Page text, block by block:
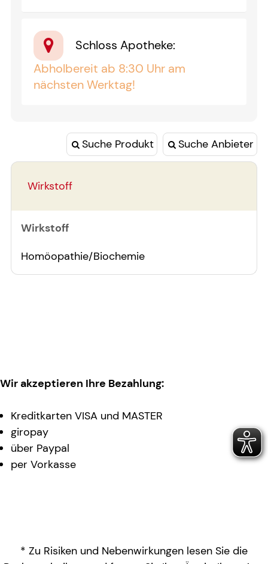
Schloss Apotheke:
Abholbereit ab 8:30 Uhr am
nächsten Werktag!
Suche Produkt Suche Anbieter
Wirkstoff
Wirkstoff
Homöopathie/Biochemie
Wir akzeptieren Ihre Bezahlung:
Kreditkarten VISA und MASTER
giropay
über Paypal
per Vorkasse
* Zu Risiken und Nebenwirkungen lesen Sie die